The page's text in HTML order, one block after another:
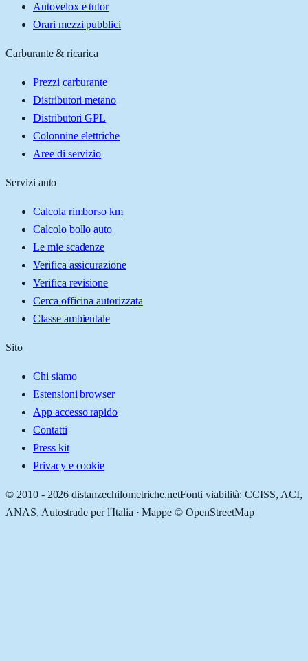
Autovelox e tutor
Orari mezzi pubblici
Carburante & ricarica
Prezzi carburante
Distributori metano
Distributori GPL
Colonnine elettriche
Aree di servizio
Servizi auto
Calcola rimborso km
Calcolo bollo auto
Le mie scadenze
Verifica assicurazione
Verifica revisione
Cerca officina autorizzata
Classe ambientale
Sito
Chi siamo
Estensioni browser
App accesso rapido
Contatti
Press kit
Privacy e cookie
© 2010 - 2026 distanzechilometriche.netFonti viabilità: CCISS, ACI,
ANAS, Autostrade per l'Italia · Mappe © OpenStreetMap